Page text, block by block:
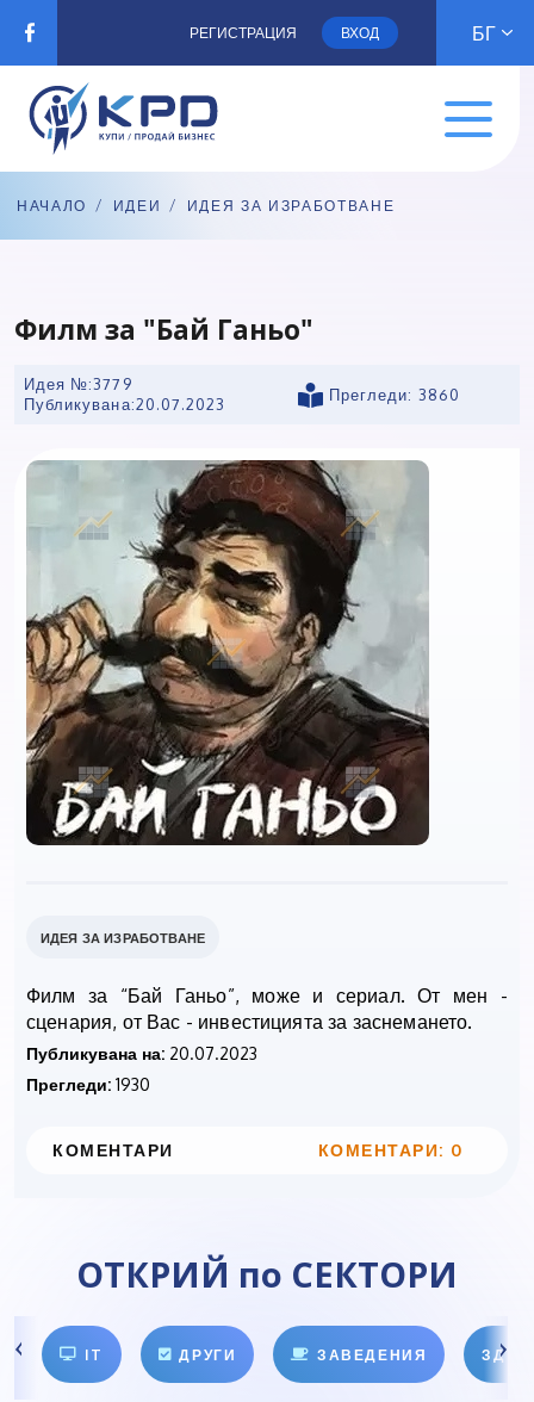
РЕГИСТРАЦИЯ ВХОД БГ
НАЧАЛО / ИДЕИ / ИДЕЯ ЗА ИЗРАБОТВАНЕ
Филм за "Бай Ганьо"
Идея №:3779
Публикувана:20.07.2023
Прегледи: 3860
ИДЕЯ ЗА ИЗРАБОТВАНЕ
Филм за “Бай Ганьо”, може и сериал. От мен -
сценария, от Вас - инвестицията за заснемането.
Публикувана на: 20.07.2023
Прегледи: 1930
КОМЕНТАРИ: 0
КОМЕНТАРИ
ОТКРИЙ по СЕКТОРИ
IT ДРУГИ ЗАВЕДЕНИЯ